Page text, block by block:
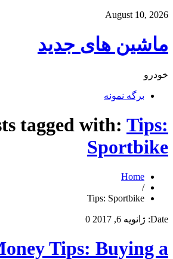
August 10, 2026
ماشین های جدید
خودرو
برگه نمونه
tagged with: Tips:
Sportbike
Home
/
Tips: Sportbike
Date: ژانویه 6, 2017 0
Tips: Buying a